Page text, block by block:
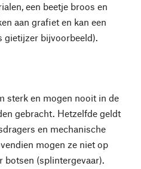
een beetje broos en
aan grafiet en kan een
gietijzer bijvoorbeeld).
sterk en mogen nooit in de
gebracht. Hetzelfde geldt
en mechanische
mogen ze niet op
botsen (splintergevaar).